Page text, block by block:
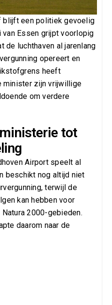
blijft een politiek gevoelig
Essen grijpt voorlopig
de luchthaven al jarenlang
opereert en
heeft
minister zijn vrijwillige
om verdere
tot
Airport speelt al
beschikt nog altijd niet
terwijl de
kan hebben voor
2000-gebieden.
daarom naar de